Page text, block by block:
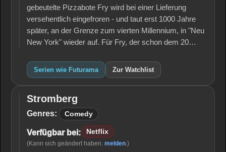
gebeutelte Pizzabote Fry wird bei einer Lieferung
versehentlich eingefroren - und taut erst 1000 Jahre
später, an der Grenze zum vierten Millennium, in "Neu
New York" wieder auf. Für Fry, der schon dem 20…
Serien wie Futurama Zur Watchlist
Stromberg
Stromberg
Genres: Comedy
Verfügbar bei: Netflix
(Kann sich geändert haben. melden.)